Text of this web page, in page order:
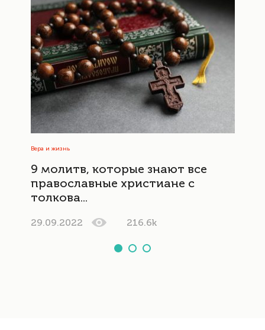
Вера и жизнь
9 молитв, которые знают все
православные христиане с
толкова...
29.09.2022 216.6k